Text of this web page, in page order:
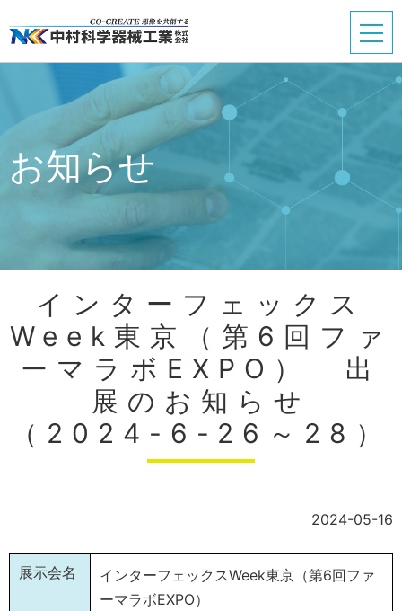
お知らせ
インターフェックス
Week東京（第6回ファ
ーマラボEXPO） 出
展のお知らせ
（2024-6-26～28）
2024-05-16
展示会名
インターフェックスWeek東京（第6回ファ
ーマラボEXPO）